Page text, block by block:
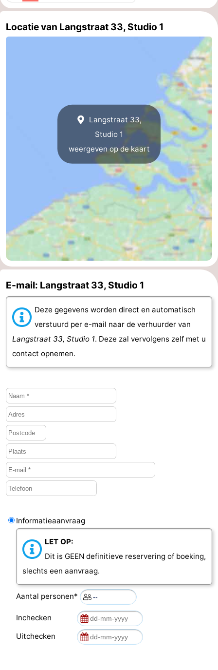
Vlaanderen
-
Locatie van Langstraat 33, Studio 1
Langstraat 33,
Studio 1
weergeven op de kaart
E-mail: Langstraat 33, Studio 1
Deze gegevens worden direct en automatisch
verstuurd per e-mail naar de verhuurder van
Langstraat 33, Studio 1. Deze zal vervolgens zelf met u
contact opnemen.
Informatieaanvraag
LET OP:
Dit is GEEN definitieve reservering of boeking,
slechts een aanvraag.
Aantal personen*
Inchecken
Uitchecken